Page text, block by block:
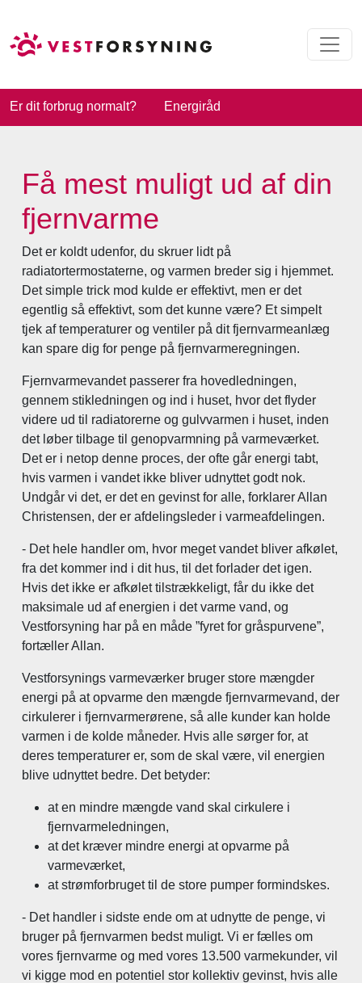
Er dit forbrug normalt? Energiråd
Få mest muligt ud af din
fjernvarme
Det er koldt udenfor, du skruer lidt på
radiatortermostaterne, og varmen breder sig i hjemmet.
Det simple trick mod kulde er effektivt, men er det
egentlig så effektivt, som det kunne være? Et simpelt
tjek af temperaturer og ventiler på dit fjernvarmeanlæg
kan spare dig for penge på fjernvarmeregningen.
Fjernvarmevandet passerer fra hovedledningen,
gennem stikledningen og ind i huset, hvor det flyder
videre ud til radiatorerne og gulvvarmen i huset, inden
det løber tilbage til genopvarmning på varmeværket.
Det er i netop denne proces, der ofte går energi tabt,
hvis varmen i vandet ikke bliver udnyttet godt nok.
Undgår vi det, er det en gevinst for alle, forklarer Allan
Christensen, der er afdelingsleder i varmeafdelingen.
- Det hele handler om, hvor meget vandet bliver afkølet,
fra det kommer ind i dit hus, til det forlader det igen.
Hvis det ikke er afkølet tilstrækkeligt, får du ikke det
maksimale ud af energien i det varme vand, og
Vestforsyning har på en måde ”fyret for gråspurvene”,
fortæller Allan.
Vestforsynings varmeværker bruger store mængder
energi på at opvarme den mængde fjernvarmevand, der
cirkulerer i fjernvarmerørene, så alle kunder kan holde
varmen i de kolde måneder. Hvis alle sørger for, at
deres temperaturer er, som de skal være, vil energien
blive udnyttet bedre. Det betyder:
at en mindre mængde vand skal cirkulere i
fjernvarmeledningen,
at det kræver mindre energi at opvarme på
varmeværket,
at strømforbruget til de store pumper formindskes.
- Det handler i sidste ende om at udnytte de penge, vi
bruger på fjernvarmen bedst muligt. Vi er fælles om
vores fjernvarme og med vores 13.500 varmekunder, vil
vi kigge mod en potentiel stor kollektiv gevinst, hvis alle